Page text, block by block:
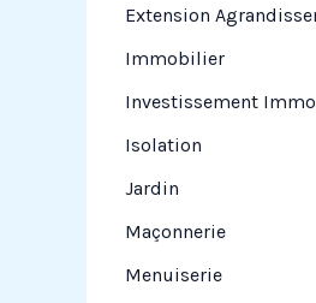
Extension
Immobilier
Investissement
Isolation
Jardin
Maçonnerie
Menuiserie